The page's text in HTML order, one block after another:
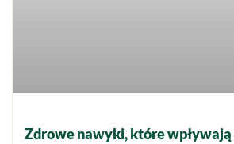
Zdrowe nawyki, które